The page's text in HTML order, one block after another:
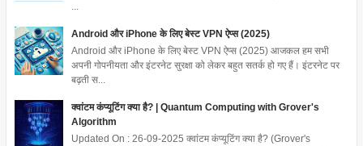
Android और iPhone के लिए बेस्ट VPN ऐप्स (2025)
Android और iPhone के लिए बेस्ट VPN ऐप्स (2025) आजकल हम सभी
अपनी गोपनीयता और इंटरनेट सुरक्षा को लेकर बहुत सतर्क हो गए हैं। इंटरनेट पर
बढ़ती स...
क्वांटम कंप्यूटिंग क्या है? | Quantum Computing with Grover's
Algorithm
Updated On : 26-09-2025 क्वांटम कंप्यूटिंग क्या है? (Grover's